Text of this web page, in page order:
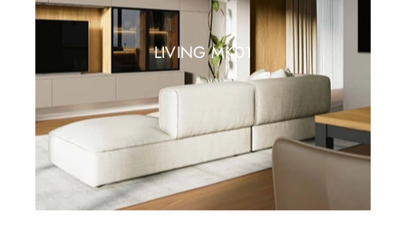
LIVING MK01